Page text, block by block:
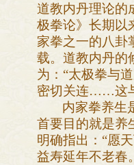
道教内丹理论的
极拳论》长期以
家拳之一的八卦
载。道教内丹的
为：“太极拳与
密切关连……这
内家拳养生
首要目的就是养
明确指出：“愿
益寿延年不老春